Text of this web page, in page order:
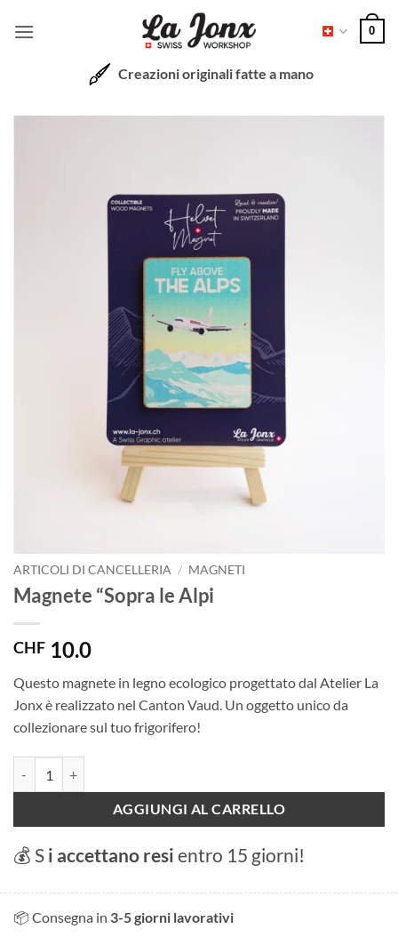
0
Creazioni originali fatte a mano
ARTICOLI DI CANCELLERIA / MAGNETI
Magnete “Sopra le Alpi
CHF 10.0
Questo magnete in legno ecologico progettato dal Atelier La
Jonx è realizzato nel Canton Vaud. Un oggetto unico da
collezionare sul tuo frigorifero!
AGGIUNGI AL CARRELLO
💰 S i accettano resi entro 15 giorni!
📦 Consegna in 3-5 giorni lavorativi